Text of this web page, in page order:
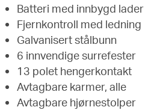
Batteri med innbygd lader
Fjernkontroll med ledning
Galvanisert stålbunn
6 innvendige surrefester
13 polet hengerkontakt
Avtagbare karmer, alle
Avtagbare hjørnestolper